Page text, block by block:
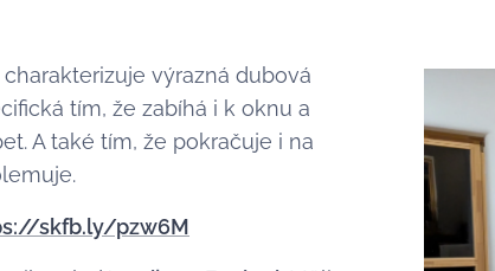
výrazná dubová
tím, že zabíhá i k oknu a
A také tím, že pokračuje i na
skfb.ly/pzw6M